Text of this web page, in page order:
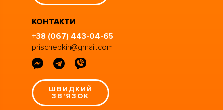
КОНТАКТИ
+38 (067) 443-04-65
prischepkin@gmail.com
ШВИДКИЙ
ЗВ'ЯЗОК